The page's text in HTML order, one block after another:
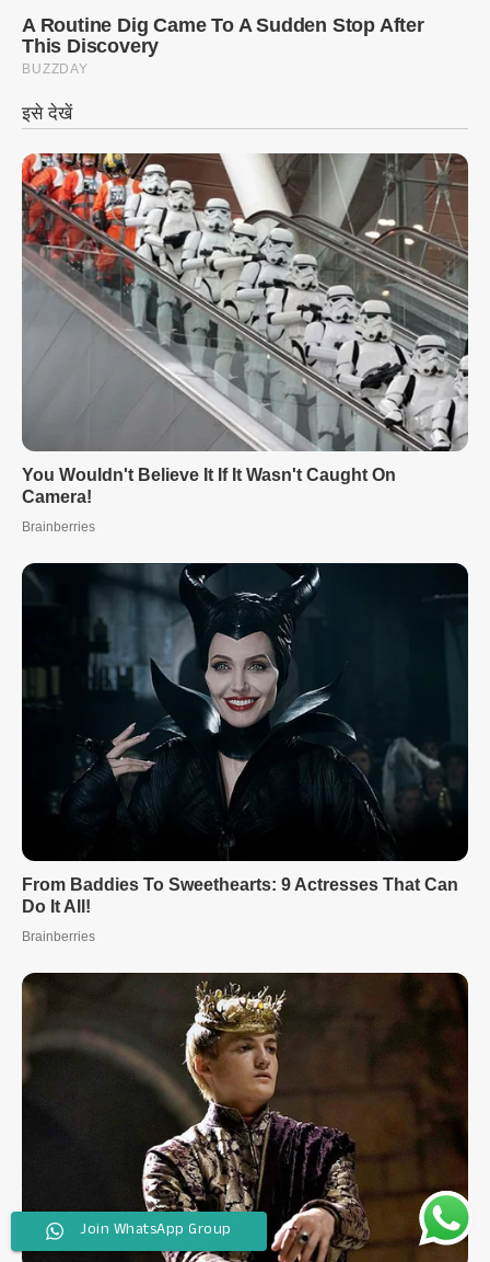
Join WhatsApp Group